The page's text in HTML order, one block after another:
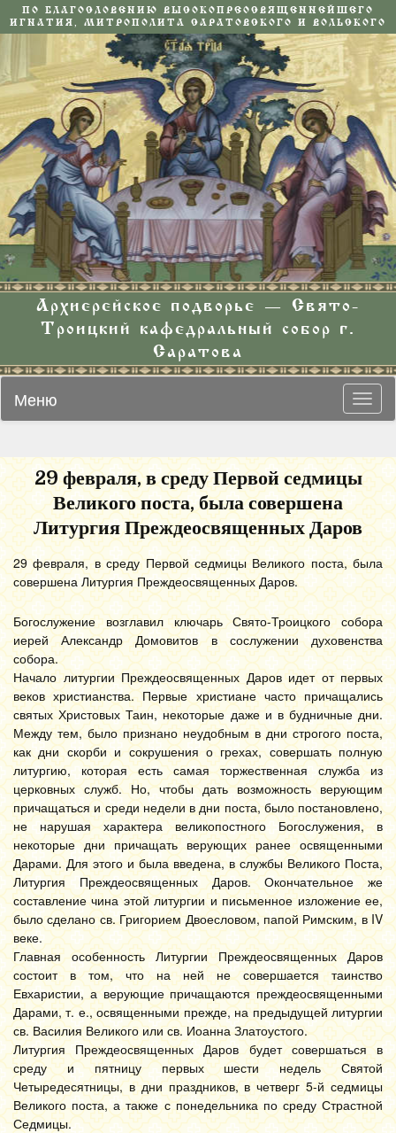
ПО БЛАГОСЛОВЕНИЮ ВЫСОКОПРЕОСВЯЩЕННЕЙШЕГО
ИГНАТИЯ, МИТРОПОЛИТА САРАТОВСКОГО И ВОЛЬСКОГО
Архиерейское подворье — Свято-
Троицкий кафедральный собор г.
Саратова
Меню
29 февраля, в среду Первой седмицы
Великого поста, была совершена
Литургия Преждеосвященных Даров
29 февраля, в среду Первой седмицы Великого поста, была
совершена Литургия Преждеосвященных Даров.
Богослужение возглавил ключарь Свято-Троицкого собора
иерей Александр Домовитов в сослужении духовенства
собора.
Начало литургии Преждеосвященных Даров идет от первых
веков христианства. Первые христиане часто причащались
святых Христовых Таин, некоторые даже и в будничные дни.
Между тем, было признано неудобным в дни строгого поста,
как дни скорби и сокрушения о грехах, совершать полную
литургию, которая есть самая торжественная служба из
церковных служб. Но, чтобы дать возможность верующим
причащаться и среди недели в дни поста, было постановлено,
не нарушая характера великопостного Богослужения, в
некоторые дни причащать верующих ранее освященными
Дарами. Для этого и была введена, в службы Великого Поста,
Литургия Преждеосвященных Даров. Окончательное же
составление чина этой литургии и письменное изложение ее,
было сделано св. Григорием Двоесловом, папой Римским, в IV
веке.
Главная особенность Литургии Преждеосвященных Даров
состоит в том, что на ней не совершается таинство
Евхаристии, а верующие причащаются преждеосвященными
Дарами, т. е., освященными прежде, на предыдущей литургии
св. Василия Великого или св. Иоанна Златоустого.
Литургия Преждеосвященных Даров будет совершаться в
среду и пятницу первых шести недель Святой
Четыредесятницы, в дни праздников, в четверг 5-й седмицы
Великого поста, а также с понедельника по среду Страстной
Седмицы.